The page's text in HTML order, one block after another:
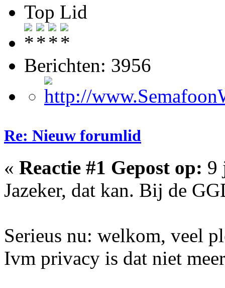
Top Lid
Berichten: 3956
Re: Nieuw forumlid
« Reactie #1 Gepost op: 9
Jazeker, dat kan. Bij de
Serieus nu: welkom, veel
Ivm privacy is dat niet